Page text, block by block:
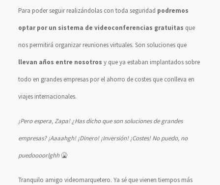
Para poder seguir realizándolas con toda seguridad podremos
optar por un sistema de videoconferencias gratuitas que
nos permitirá organizar reuniones virtuales. Son soluciones que
llevan años entre nosotros y que ya estaban implantados sobre
todo en grandes empresas por el ahorro de costes que conlleva en
viajes internacionales.
¡Pero espera, Zapa! ¿Has dicho que son soluciones de grandes
empresas? ¡Aaaahgh! ¡Dinero! ¡Inversión! ¡Costes! No puedo, no
puedoooorlghh🤮
Tranquilo amigo videomarquetero. Ya sé que vienen tiempos más